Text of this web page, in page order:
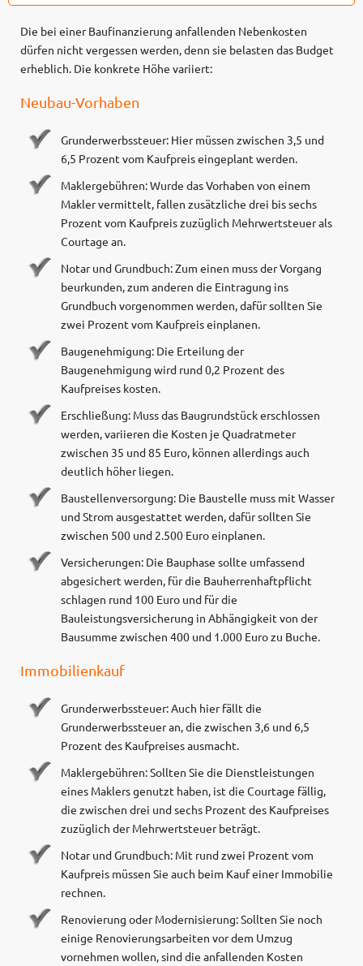
Die bei einer Baufinanzierung anfallenden Nebenkosten
dürfen nicht vergessen werden, denn sie belasten das Budget
erheblich. Die konkrete Höhe variiert:
Neubau-Vorhaben
Grunderwerbssteuer: Hier müssen zwischen 3,5 und
6,5 Prozent vom Kaufpreis eingeplant werden.
Maklergebühren: Wurde das Vorhaben von einem
Makler vermittelt, fallen zusätzliche drei bis sechs
Prozent vom Kaufpreis zuzüglich Mehrwertsteuer als
Courtage an.
Notar und Grundbuch: Zum einen muss der Vorgang
beurkunden, zum anderen die Eintragung ins
Grundbuch vorgenommen werden, dafür sollten Sie
zwei Prozent vom Kaufpreis einplanen.
Baugenehmigung: Die Erteilung der
Baugenehmigung wird rund 0,2 Prozent des
Kaufpreises kosten.
Erschließung: Muss das Baugrundstück erschlossen
werden, variieren die Kosten je Quadratmeter
zwischen 35 und 85 Euro, können allerdings auch
deutlich höher liegen.
Baustellenversorgung: Die Baustelle muss mit Wasser
und Strom ausgestattet werden, dafür sollten Sie
zwischen 500 und 2.500 Euro einplanen.
Versicherungen: Die Bauphase sollte umfassend
abgesichert werden, für die Bauherrenhaftpflicht
schlagen rund 100 Euro und für die
Bauleistungsversicherung in Abhängigkeit von der
Bausumme zwischen 400 und 1.000 Euro zu Buche.
Immobilienkauf
Grunderwerbssteuer: Auch hier fällt die
Grunderwerbssteuer an, die zwischen 3,6 und 6,5
Prozent des Kaufpreises ausmacht.
Maklergebühren: Sollten Sie die Dienstleistungen
eines Maklers genutzt haben, ist die Courtage fällig,
die zwischen drei und sechs Prozent des Kaufpreises
zuzüglich der Mehrwertsteuer beträgt.
Notar und Grundbuch: Mit rund zwei Prozent vom
Kaufpreis müssen Sie auch beim Kauf einer Immobilie
rechnen.
Renovierung oder Modernisierung: Sollten Sie noch
einige Renovierungsarbeiten vor dem Umzug
vornehmen wollen, sind die anfallenden Kosten